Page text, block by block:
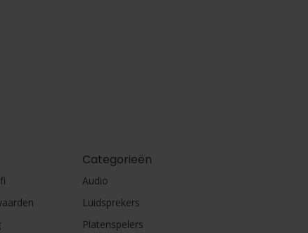
Categorieën
Audio
Luidsprekers
Platenspelers